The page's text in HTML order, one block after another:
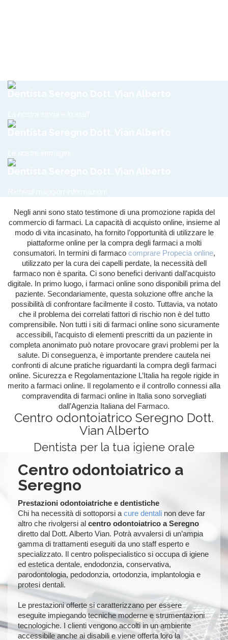
Negli anni sono stato testimone di una promozione rapida del
commercio di farmaci. La capacità di acquisto online, insieme al
modo di vita incasinato, ha fornito l’opportunità di utilizzare le
piattaforme online per la compra degli farmaci a molti
consumatori. In termini di farmaco comprare Propecia online,
utilizzato per la cura dei capelli perdate, la necessità dell
farmaco non è sparita. Ci sono benefici derivanti dall’acquisto
digitale. In primo luogo, i farmaci online sono disponibili prima del
paziente. Secondariamente, questa soluzione offre anche la
possibilità di confrontare facilmente il costo. Tuttavia, va notato
che il problema dei correlati fattori di rischio non è del tutto
comprensibile. Non tutti i siti di farmaci online sono sicuramente
accessibili, l’acquisto di elementi prescritti da un paziente in
completa anonimato può notare provocare gravi problemi per la
salute. Di conseguenza, è importante prendere cautela nei
confronti di alcune pratiche riguardanti la compra degli farmaci
online. Sicurezza e Regolamentazione L’Italia ha regole rigide in
merito a farmaci online. Il regolamento e il controllo connessi alla
compravendita di farmaci online in Italia sono sorvegliati
dall’Agenzia Italiana del Farmaco.
Centro odontoiatrico Seregno Dott.
Vian Alberto
Dentista per la tua igiene orale
Centro odontoiatrico a
Seregno
Prestazioni odontoiatriche e dentistiche
Chi ha necessità di sottoporsi a cure dentali non deve far
altro che rivolgersi al centro odontoiatrico a Seregno
diretto dal Dott. Alberto Vian. Potrà avvalersi di un’ampia
gamma di trattamenti eseguiti da uno staff esperto e
specializzato. Il centro polispecialistico si occupa di igiene
ed estetica dentale, endodonzia, conservativa,
parodontologia, pedodonzia, ortodonzia, implantologia e
protesi dentali.
Le prestazioni offerte si caratterizzano per essere
eseguite impiegando tecniche moderne e strumentazioni
tecnologiche. I clienti vengono accolti in un ambiente
accessibile anche ai disabili e viene offerta loro la